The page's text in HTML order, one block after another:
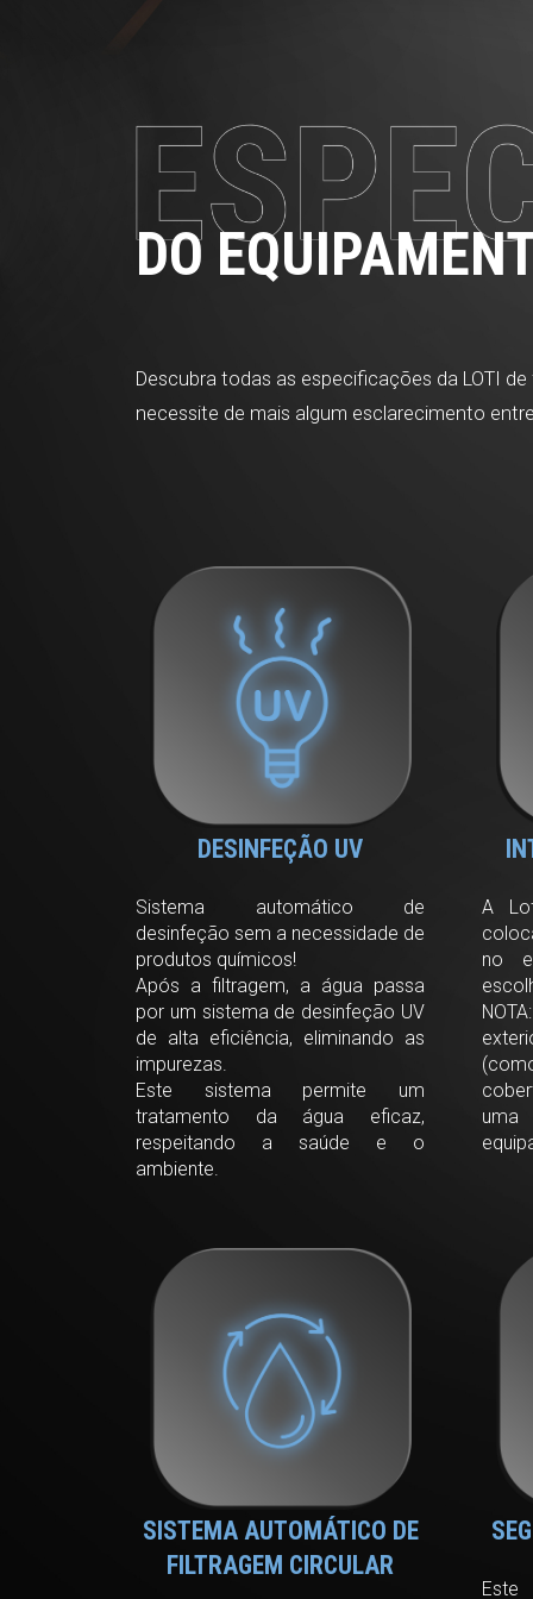
DO
Descubra todas as especificações da LOTI
necessite de mais algum esclarecimento
DESINFEÇÃO UV
Sistema automático de
desinfeção sem a necessidade de
produtos químicos!
Após a filtragem, a água passa
por um sistema de desinfeção UV
de alta eficiência, eliminando as
impurezas.
Este sistema permite um
tratamento da água eficaz,
respeitando a saúde e o
ambiente.
A
no
uma
SISTEMA AUTOMÁTICO DE
FILTRAGEM CIRCULAR
Este